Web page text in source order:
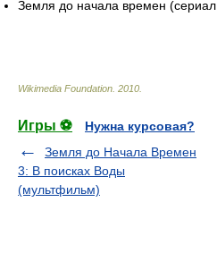
Земля до начала времен
Wikimedia Foundation 2010
Игры ⚽
Нужна курсовая?
Земля до Начала Времен
3: В поисках Воды
(мультфильм)